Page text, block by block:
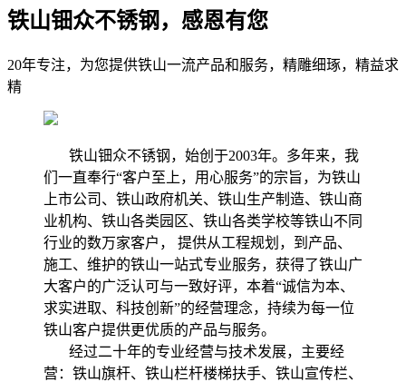
铁山钿众不锈钢，感恩有您
20年专注，为您提供铁山一流产品和服务，精雕细琢，精益求
精
铁山钿众不锈钢，始创于2003年。多年来，我
们一直奉行“客户至上，用心服务”的宗旨，为铁山
上市公司、铁山政府机关、铁山生产制造、铁山商
业机构、铁山各类园区、铁山各类学校等铁山不同
行业的数万家客户， 提供从工程规划，到产品、
施工、维护的铁山一站式专业服务，获得了铁山广
大客户的广泛认可与一致好评，本着“诚信为本、
求实进取、科技创新”的经营理念，持续为每一位
铁山客户提供更优质的产品与服务。
经过二十年的专业经营与技术发展，主要经
营：铁山旗杆、铁山栏杆楼梯扶手、铁山宣传栏、